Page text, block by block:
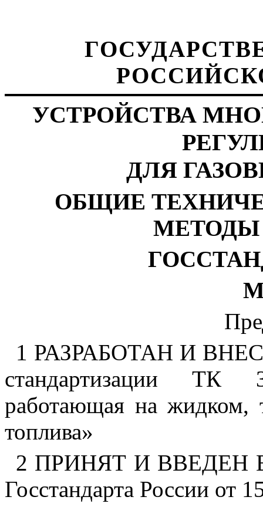
УСТРОЙСТВА
ДЛЯ
ОБЩИЕ
1 РАЗРАБОТАН И
стандартизации ТК
работающая на жидком,
топлива»
2 ПРИНЯТ И ВВЕДЕН В
Госстандарта России от